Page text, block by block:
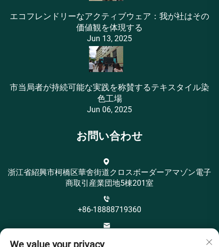
エコフレンドリーなアクティブウェア：我が社はその
価値観を体現する
Jun 13, 2025
市当局者が持続可能な実践を称賛するテキスタイル染
色工場
Jun 06, 2025
お問い合わせ
浙江省紹興市柯橋区華舍街道クロスボーダーアマゾン電子
商取引産業団地5棟201室
+86-18888719360
We value your privacy